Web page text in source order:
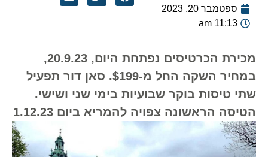
ספטמבר 20, 2023
11:13 am
מכירת הכרטיסים נפתחת היום, 20.9.23,
במחיר השקה החל מ-$199. סאן דור תפעיל
שתי טיסות בוקר שבועיות בימי שני ושישי.
הטיסה הראשונה צפויה להמריא ביום 1.12.23